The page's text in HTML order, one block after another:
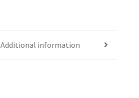
Additional information